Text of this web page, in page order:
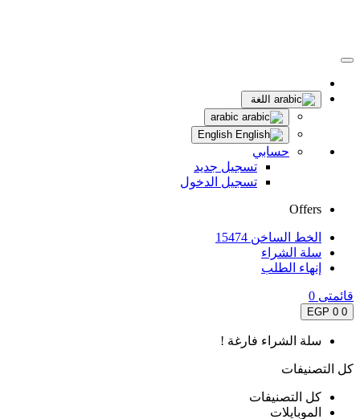
اللغة
حسابي
تسجيل جديد
تسجيل الدخول
Offers
الخط الساخن 15474
سلة الشراء
إنهاء الطلب
قائمتى 0
0
0 EGP
سلة الشراء فارغة !
كل التصنيفات
كل التصنيفات
الموبايلات